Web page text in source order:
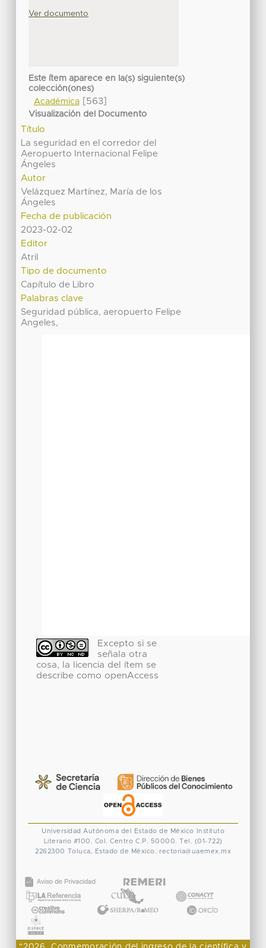
Ver documento
Este ítem aparece en la(s) siguiente(s)
colección(ones)
Académica[563]
Visualización del Documento
Título
La seguridad en el corredor del
Aeropuerto Internacional Felipe
Ángeles
Autor
Velázquez Martínez, María de los
Ángeles
Fecha de publicación
2023-02-02
Editor
Atril
Tipo de documento
Capítulo de Libro
Palabras clave
Seguridad pública, aeropuerto Felipe
Angeles,
Excepto si se
señala otra
cosa, la licencia del ítem se
describe como openAccess
Universidad Autónoma del Estado de México
Instituto
Literario #100. Col. Centro C.P. 50000. Tel. (01-722)
2262300 Toluca, Estado de México. rectoria@uaemex.mx